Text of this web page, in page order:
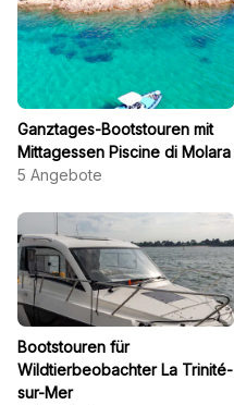
Ganztages-Bootstouren mit
Mittagessen Piscine di Molara
5 Angebote
Bootstouren für
Wildtierbeobachter La Trinité-
sur-Mer